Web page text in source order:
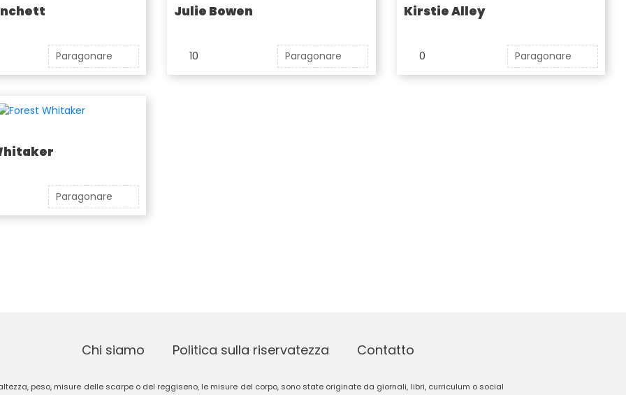
Paragonare
Julie Bowen
10 Paragonare
Kirstie Alley
0 Paragonare
Paragonare
Chi siamo Politica sulla riservatezza Contatto
peso, misure delle scarpe o del reggiseno, le misure del corpo, sono state originate da giornali, libri, curriculum o social